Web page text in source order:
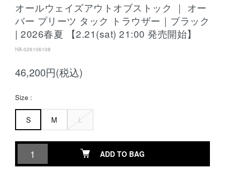
オールウェイズアウトオブストック ｜ オー
バー プリーツ タック トラウザー｜ブラック
| 2026春夏 【2.21(sat) 21:00 発売開始】
HA-026106108
46,200円(税込)
Size :
S M L
ADD TO BAG